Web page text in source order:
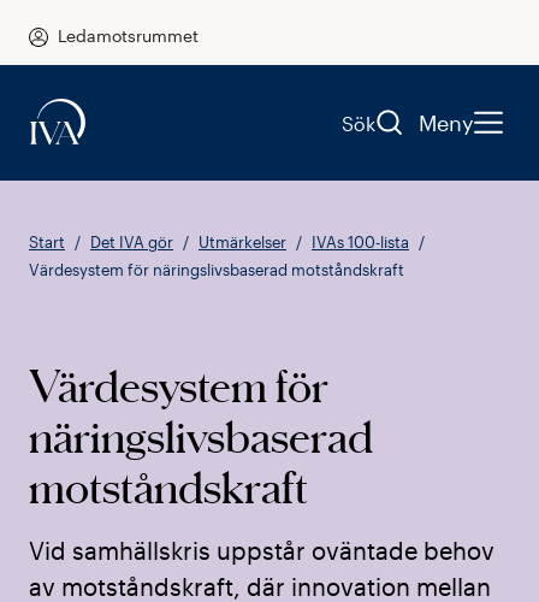
Ledamotsrummet
Sök Meny
Start Det IVA gör Utmärkelser
IVAs 100-lista
Värdesystem för näringslivsbaserad motståndskraft
Värdesystem för
näringslivsbaserad
motståndskraft
Vid samhällskris uppstår oväntade behov
av motståndskraft, där innovation mellan